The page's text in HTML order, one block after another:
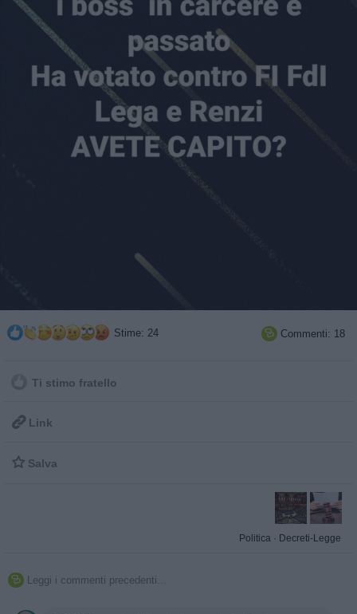
Stime: 24  Commenti: 18
Ti stimo fratello
 Link
 Salva
Politica · Decreti-Legge
 Leggi i commenti precedenti...